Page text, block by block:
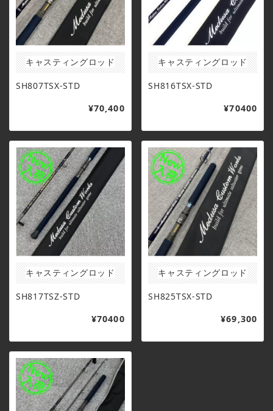
キャスティングロッド
SH807TSX-STD
¥70,400
キャスティングロッド
SH816TSX-STD
¥70400
キャスティングロッド
SH817TSZ-STD
¥70400
キャスティングロッド
SH825TSX-STD
¥69,300